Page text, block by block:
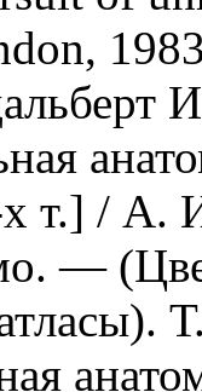
х т.] /
—